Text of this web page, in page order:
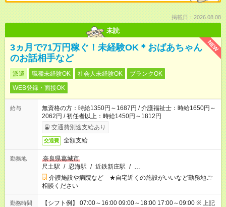
掲載日：2026.08.08
未読
NEW
3ヵ月で71万円稼ぐ！未経験OK＊おばあちゃん
のお話相手など
派遣 職種未経験OK 社会人未経験OK
ブランクOK
WEB登録・面接OK
給与
無資格の方：時給1350円～1687円 / 介護福祉士：時給1650円～
2062円 / 初任者以上：時給1450円～1812円
交通費別途支給あり
交通費 全額支給
勤務地
奈良県葛城市
尺土駅 / 忍海駅 / 近鉄新庄駅 / …
介護施設や病院など ★自宅近くの施設がいいなど勤務地ご
相談ください
勤務時間
【シフト例】 07:00～16:00 09:00～18:00 17:00～09:00 ※ 上記